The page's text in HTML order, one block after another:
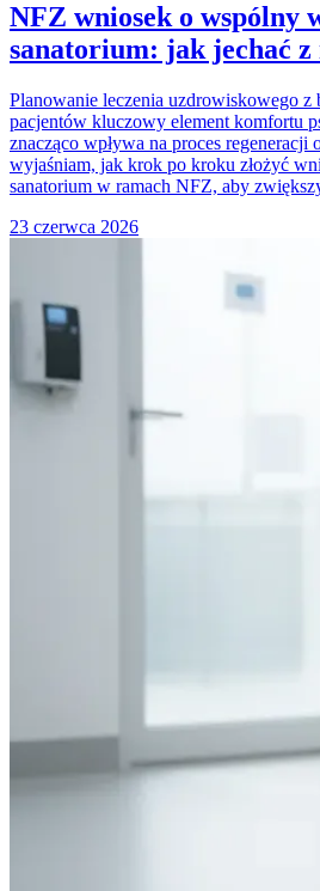
NFZ wniosek o wspólny
sanatorium: jak jechać z
Planowanie leczenia uzdrowiskowego z
pacjentów kluczowy element komfortu
znacząco wpływa na proces
wyjaśniam, jak krok po kroku złożyć
sanatorium w ramach NFZ, aby
23 czerwca 2026